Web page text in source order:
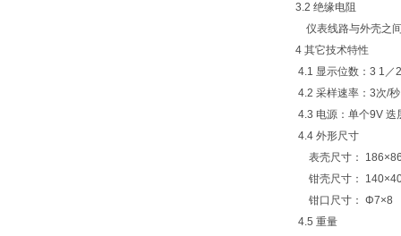
3.2 绝缘电阻
仪表线路与外壳之
4 其它技术特性
4.1 显示位数：3 1／2
4.2 采样速率：3次/秒
4.3 电源：单个9V 迭
4.4 外形尺寸
表壳尺寸：
钳壳尺寸：
钳口尺寸： Φ7×8
4.5 重量